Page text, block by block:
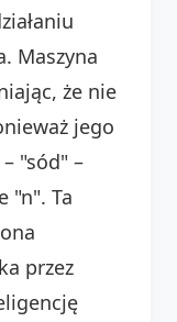
Maszyna
że nie
jego
"sód" –
"n". Ta
przez